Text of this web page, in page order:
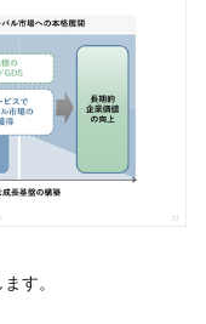
す。